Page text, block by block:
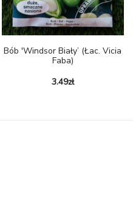
Bób 'Windsor Biały’ (łac. Vicia
Faba)
3.49zł